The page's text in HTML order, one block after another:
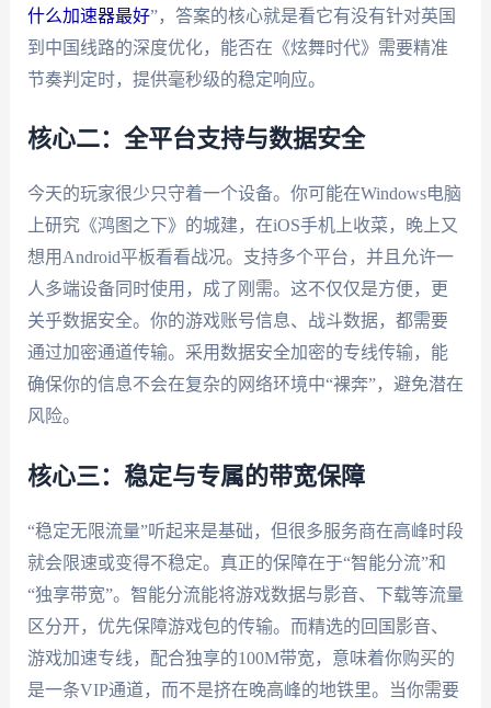
什么加速器最好”，答案的核心就是看它有没有针对英国
到中国线路的深度优化，能否在《炫舞时代》需要精准
节奏判定时，提供毫秒级的稳定响应。
核心二：全平台支持与数据安全
今天的玩家很少只守着一个设备。你可能在Windows电脑
上研究《鸿图之下》的城建，在iOS手机上收菜，晚上又
想用Android平板看看战况。支持多个平台，并且允许一
人多端设备同时使用，成了刚需。这不仅仅是方便，更
关乎数据安全。你的游戏账号信息、战斗数据，都需要
通过加密通道传输。采用数据安全加密的专线传输，能
确保你的信息不会在复杂的网络环境中“裸奔”，避免潜在
风险。
核心三：稳定与专属的带宽保障
“稳定无限流量”听起来是基础，但很多服务商在高峰时段
就会限速或变得不稳定。真正的保障在于“智能分流”和
“独享带宽”。智能分流能将游戏数据与影音、下载等流量
区分开，优先保障游戏包的传输。而精选的回国影音、
游戏加速专线，配合独享的100M带宽，意味着你购买的
是一条VIP通道，而不是挤在晚高峰的地铁里。当你需要